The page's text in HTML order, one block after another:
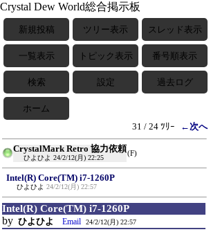
Crystal Dew World総合掲示板
新規投稿 ツリー表示 スレッド表示
一覧表示 トピック表示 番号順表示
検索 設定 過去ログ
ホーム
31 / 24 ﾂﾘｰ
←次へ
CrystalMark Retro 協力依頼
ひよひよ 24/2/12(月) 22:25
(F)
Intel(R) Core(TM) i7-1260P
ひよひよ 24/2/12(月) 22:57
Intel(R) Core(TM) i7-1260P
by ひよひよ Email 24/2/12(月) 22:57